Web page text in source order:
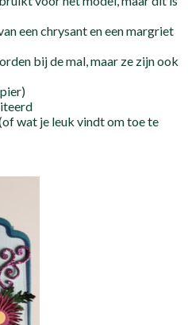
een chrysant en een margriet
bij de mal, maar ze zijn ook
wat je leuk vindt om toe te